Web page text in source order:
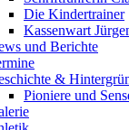
Die Kindertrainer
Kassenwart
und Berichte
&
Pioniere und